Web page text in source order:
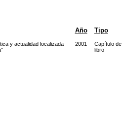
Año Tipo
y actualidad localizada
2001
Capítulo de
libro